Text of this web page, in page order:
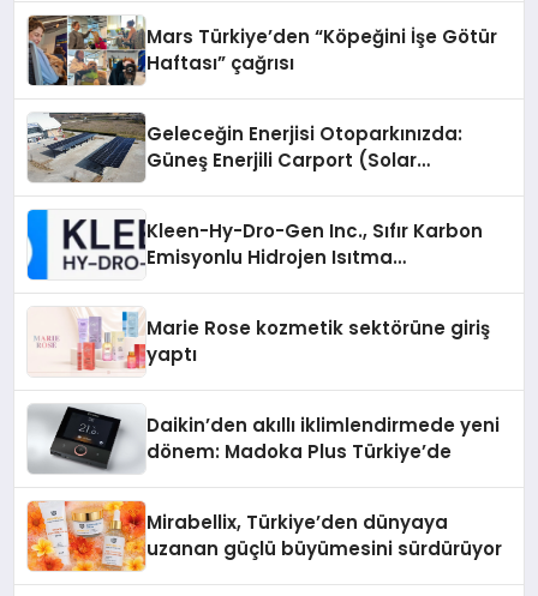
Mars Türkiye’den “Köpeğini İşe Götür
Haftası” çağrısı
Geleceğin Enerjisi Otoparkınızda:
Güneş Enerjili Carport (Solar
Kleen-Hy-Dro-Gen Inc., Sıfır Karbon
Emisyonlu Hidrojen Isıtma
Marie Rose kozmetik sektörüne giriş
yaptı
Daikin’den akıllı iklimlendirmede yeni
dönem: Madoka Plus Türkiye’de
Mirabellix, Türkiye’den dünyaya
uzanan güçlü büyümesini sürdürüyor